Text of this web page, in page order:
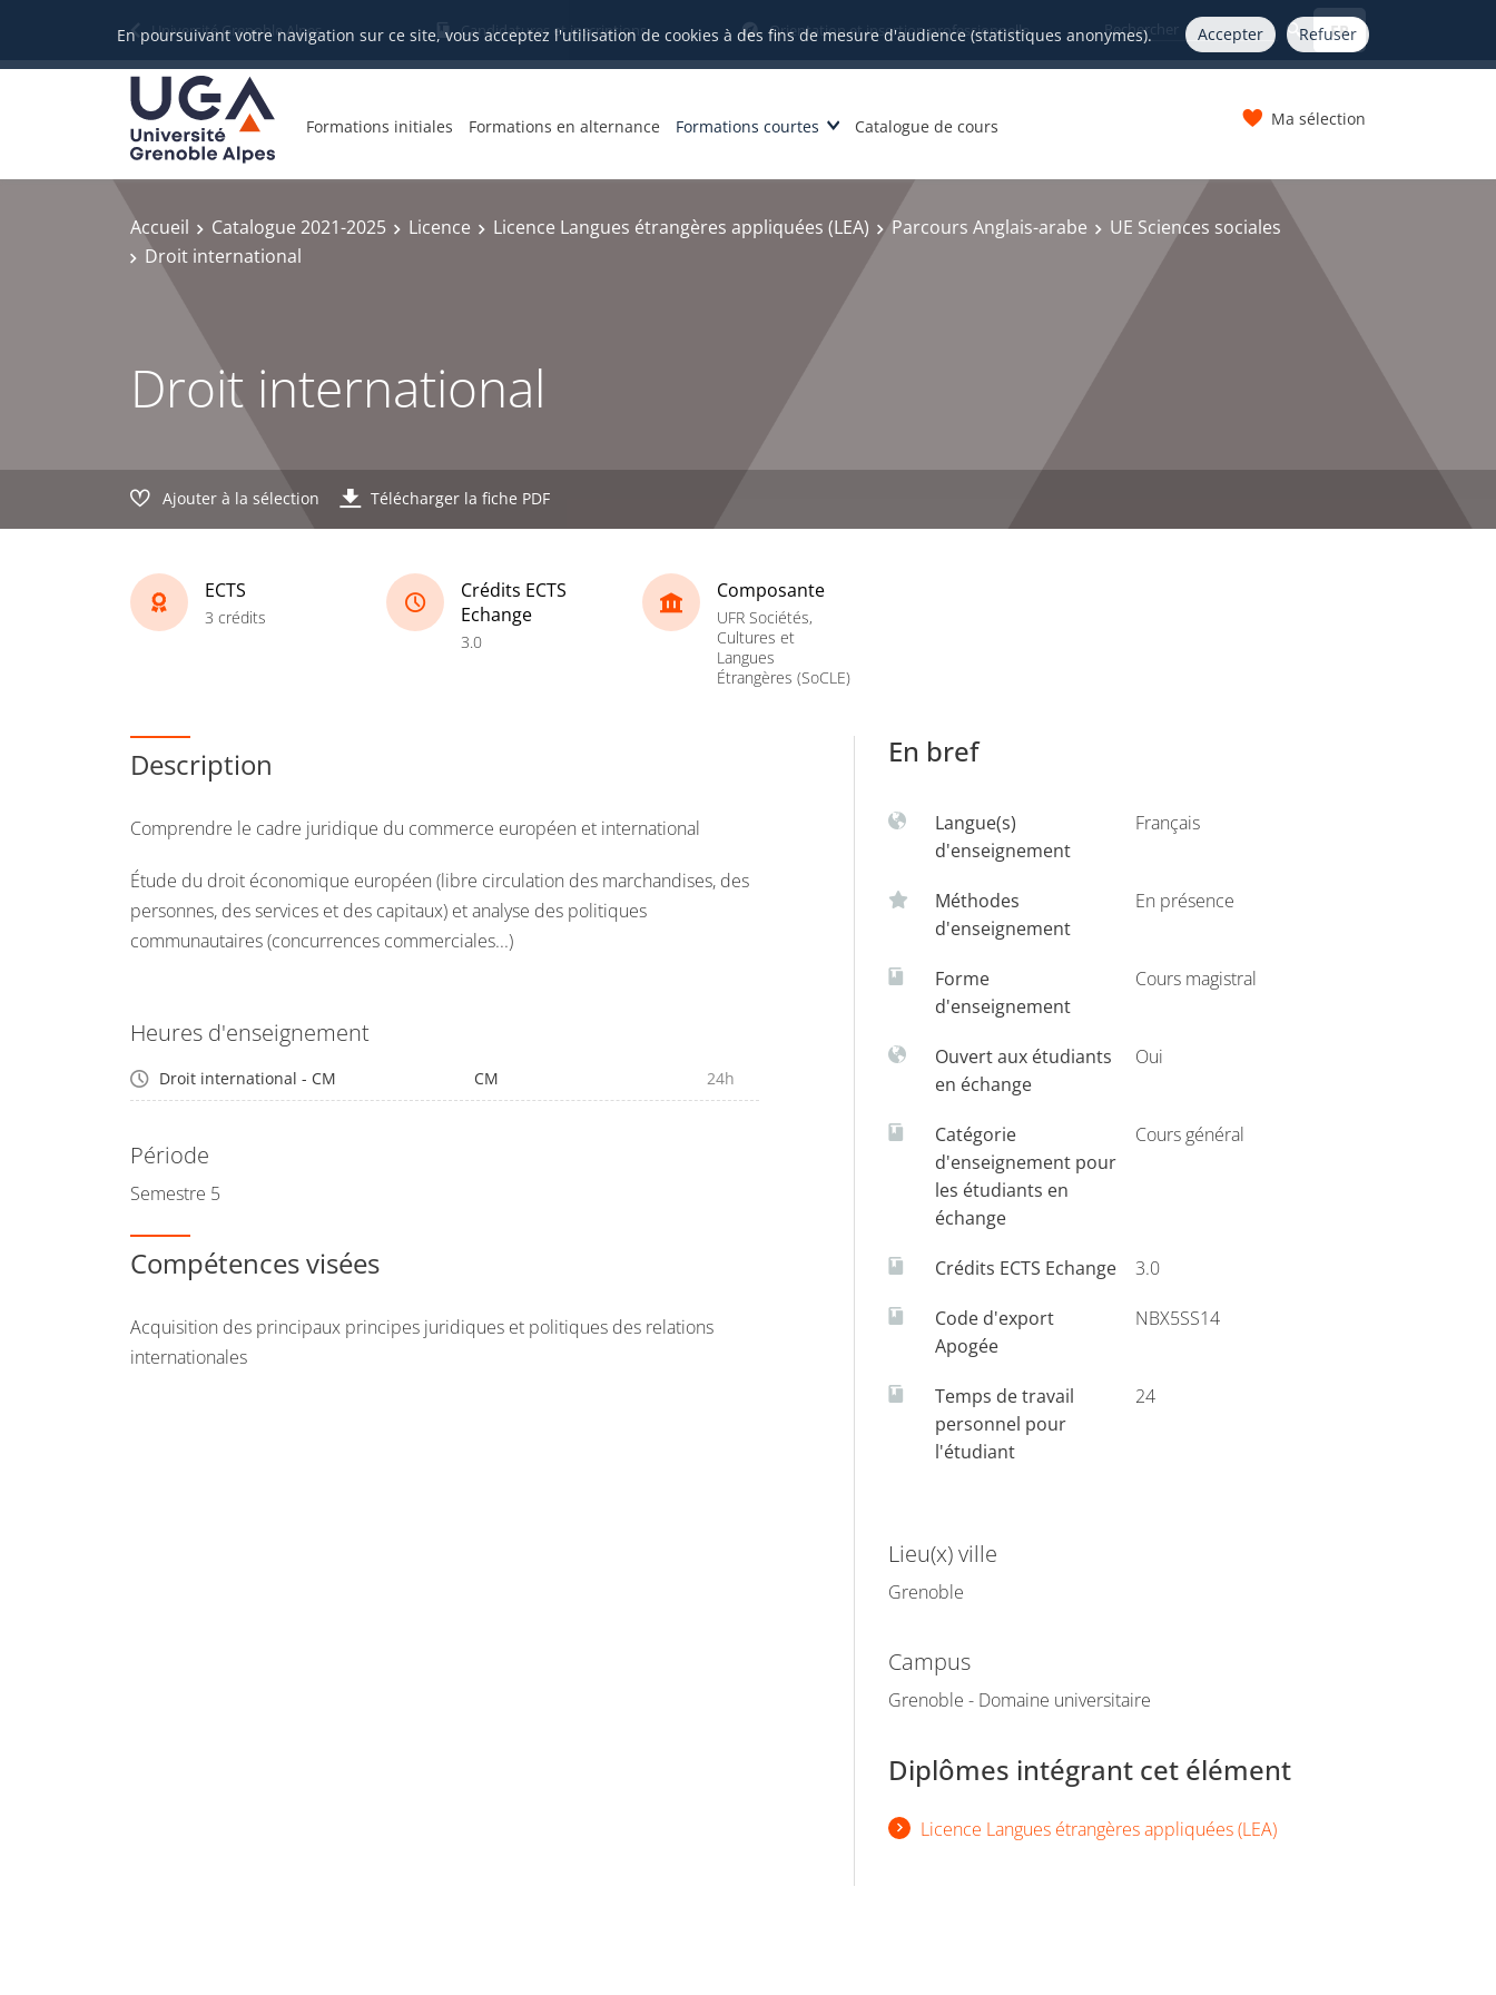
En poursuivant votre navigation sur ce site, vous acceptez l'utilisation de cookies à des fins de mesure d'audience (statistiques anonymes). Accepter Refuser
Université Grenoble Alpes Candidatures et inscriptions Orientation et insertion professionnelle FR
Formations initiales Formations en alternance Formations courtes Catalogue de cours Ma sélection
Accueil Catalogue 2021-2025 Licence Licence Langues étrangères appliquées (LEA) Parcours Anglais-arabe
UE Sciences sociales
Droit international
Droit international
Ajouter à la sélection Télécharger la fiche PDF
ECTS
3 crédits
Crédits ECTS
Echange
3.0
Composante
UFR Sociétés,
Cultures et
Langues
Étrangères (SoCLE)
Description
Comprendre le cadre juridique du commerce européen et international
Étude du droit économique européen (libre circulation des marchandises, des
personnes, des services et des capitaux) et analyse des politiques
communautaires (concurrences commerciales...)
Heures d'enseignement
Droit international - CM CM 24h
Période
Semestre 5
Compétences visées
Acquisition des principaux principes juridiques et politiques des relations
internationales
En bref
Langue(s)
d'enseignement
Français
Méthodes
d'enseignement
En présence
Forme
d'enseignement
Cours magistral
Ouvert aux étudiants
en échange
Oui
Catégorie
d'enseignement pour
les étudiants en
échange
Cours général
Crédits ECTS Echange 3.0
Code d'export
Apogée
NBX5SS14
Temps de travail
personnel pour
l'étudiant
24
Lieu(x) ville
Grenoble
Campus
Grenoble - Domaine universitaire
Diplômes intégrant cet élément
Licence Langues étrangères appliquées (LEA)